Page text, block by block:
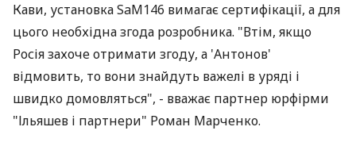
Кави, установка SaM146 вимагає сертифікації, а для
цього необхідна згода розробника. "Втім, якщо
Росія захоче отримати згоду, а 'Антонов'
відмовить, то вони знайдуть важелі в уряді і
швидко домовляться", - вважає партнер юрфірми
"Ільяшев і партнери" Роман Марченко.